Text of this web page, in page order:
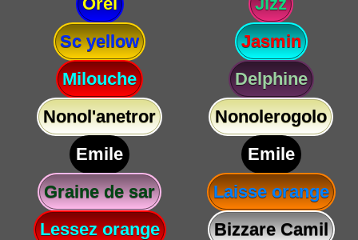
Sc yellow
Jasmin
Milouche
Delphine
Nonol'anetror
Nonolerogolo
Emile
Emile
Graine de sar
Laisse orange
Lessez orange
Bizzare Camil